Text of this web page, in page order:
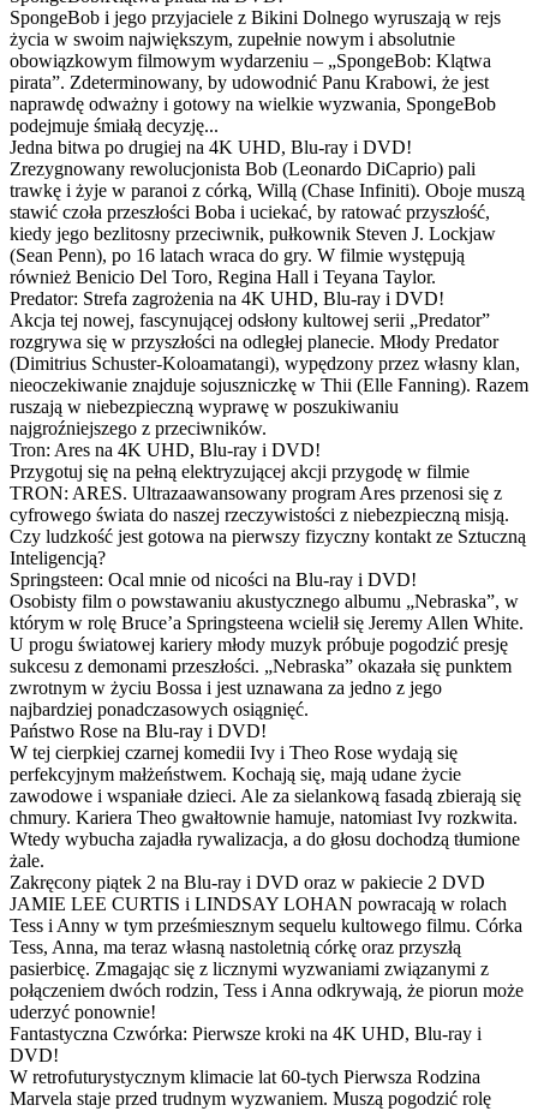
SpongeBob i jego przyjaciele z Bikini Dolnego wyruszają w rejs
życia w swoim największym, zupełnie nowym i absolutnie
obowiązkowym filmowym wydarzeniu – „SpongeBob: Klątwa
pirata”. Zdeterminowany, by udowodnić Panu Krabowi, że jest
naprawdę odważny i gotowy na wielkie wyzwania, SpongeBob
podejmuje śmiałą decyzję...
Jedna bitwa po drugiej na 4K UHD, Blu-ray i DVD!
Zrezygnowany rewolucjonista Bob (Leonardo DiCaprio) pali
trawkę i żyje w paranoi z córką, Willą (Chase Infiniti). Oboje muszą
stawić czoła przeszłości Boba i uciekać, by ratować przyszłość,
kiedy jego bezlitosny przeciwnik, pułkownik Steven J. Lockjaw
(Sean Penn), po 16 latach wraca do gry. W filmie występują
również Benicio Del Toro, Regina Hall i Teyana Taylor.
Predator: Strefa zagrożenia na 4K UHD, Blu-ray i DVD!
Akcja tej nowej, fascynującej odsłony kultowej serii „Predator”
rozgrywa się w przyszłości na odległej planecie. Młody Predator
(Dimitrius Schuster-Koloamatangi), wypędzony przez własny klan,
nieoczekiwanie znajduje sojuszniczkę w Thii (Elle Fanning). Razem
ruszają w niebezpieczną wyprawę w poszukiwaniu
najgroźniejszego z przeciwników.
Tron: Ares na 4K UHD, Blu-ray i DVD!
Przygotuj się na pełną elektryzującej akcji przygodę w filmie
TRON: ARES. Ultrazaawansowany program Ares przenosi się z
cyfrowego świata do naszej rzeczywistości z niebezpieczną misją.
Czy ludzkość jest gotowa na pierwszy fizyczny kontakt ze Sztuczną
Inteligencją?
Springsteen: Ocal mnie od nicości na Blu-ray i DVD!
Osobisty film o powstawaniu akustycznego albumu „Nebraska”, w
którym w rolę Bruce’a Springsteena wcielił się Jeremy Allen White.
U progu światowej kariery młody muzyk próbuje pogodzić presję
sukcesu z demonami przeszłości. „Nebraska” okazała się punktem
zwrotnym w życiu Bossa i jest uznawana za jedno z jego
najbardziej ponadczasowych osiągnięć.
Państwo Rose na Blu-ray i DVD!
W tej cierpkiej czarnej komedii Ivy i Theo Rose wydają się
perfekcyjnym małżeństwem. Kochają się, mają udane życie
zawodowe i wspaniałe dzieci. Ale za sielankową fasadą zbierają się
chmury. Kariera Theo gwałtownie hamuje, natomiast Ivy rozkwita.
Wtedy wybucha zajadła rywalizacja, a do głosu dochodzą tłumione
żale.
Zakręcony piątek 2 na Blu-ray i DVD oraz w pakiecie 2 DVD
JAMIE LEE CURTIS i LINDSAY LOHAN powracają w rolach
Tess i Anny w tym prześmiesznym sequelu kultowego filmu. Córka
Tess, Anna, ma teraz własną nastoletnią córkę oraz przyszłą
pasierbicę. Zmagając się z licznymi wyzwaniami związanymi z
połączeniem dwóch rodzin, Tess i Anna odkrywają, że piorun może
uderzyć ponownie!
Fantastyczna Czwórka: Pierwsze kroki na 4K UHD, Blu-ray i
DVD!
W retrofuturystycznym klimacie lat 60-tych Pierwsza Rodzina
Marvela staje przed trudnym wyzwaniem. Muszą pogodzić rolę